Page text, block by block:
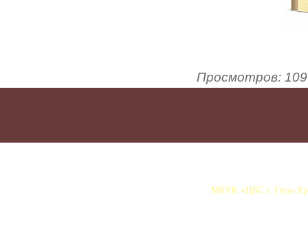
Просмотров: 109
МБУК «ЦБС г. Гусь-